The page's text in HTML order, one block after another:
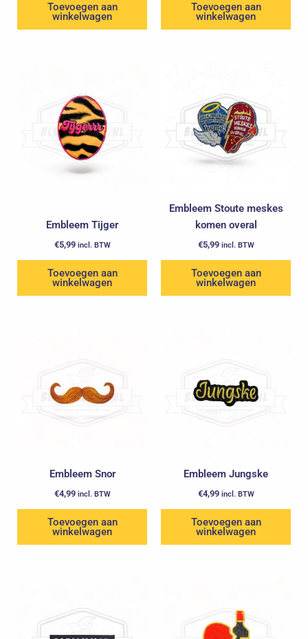
Toevoegen aan
winkelwagen
Toevoegen aan
winkelwagen
Embleem Tijger
€5,99 incl. BTW
Toevoegen aan
winkelwagen
Embleem Stoute meskes
komen overal
€5,99 incl. BTW
Toevoegen aan
winkelwagen
Embleem Snor
€4,99 incl. BTW
Toevoegen aan
winkelwagen
Embleem Jungske
€4,99 incl. BTW
Toevoegen aan
winkelwagen